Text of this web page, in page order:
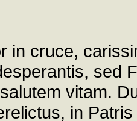
in cruce,
sed
vitam.
in